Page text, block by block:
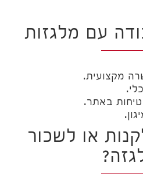
עם מלגזות
מקצועית.
באתר.
או לשכור